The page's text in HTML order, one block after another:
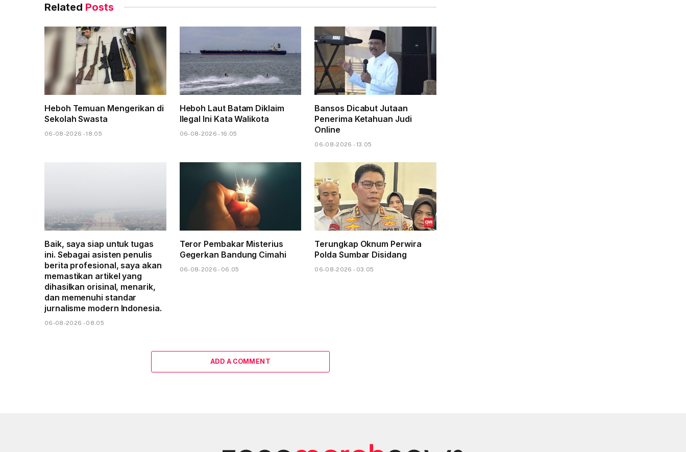
Related Posts
Heboh Temuan Mengerikan di
Sekolah Swasta
06-08-2026 - 18.05
Heboh Laut Batam Diklaim
Ilegal Ini Kata Walikota
06-08-2026 - 16.05
Bansos Dicabut Jutaan
Penerima Ketahuan Judi
Online
06-08-2026 - 13.05
Baik, saya siap untuk tugas
ini. Sebagai asisten penulis
berita profesional, saya akan
memastikan artikel yang
dihasilkan orisinal, menarik,
dan memenuhi standar
jurnalisme modern Indonesia.
06-08-2026 - 08.05
Teror Pembakar Misterius
Gegerkan Bandung Cimahi
06-08-2026 - 06.05
Terungkap Oknum Perwira
Polda Sumbar Disidang
06-08-2026 - 03.05
ADD A COMMENT